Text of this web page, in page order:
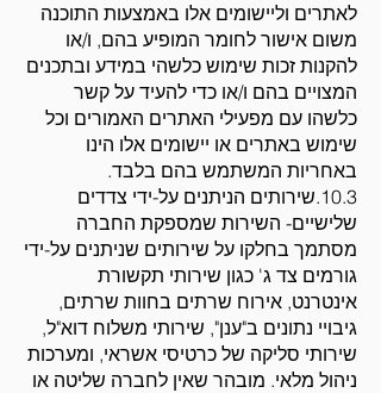
לאתרים וליישומים אלו באמצעות התוכנה
משום אישור לחומר המופיע בהם, ו/או
להקנות זכות שימוש כלשהי במידע ובתכנים
המצויים בהם ו/או כדי להעיד על קשר
כלשהו עם מפעילי האתרים האמורים וכל
שימוש באתרים או יישומים אלו הינו
באחריות המשתמש בהם בלבד.
10.3.שירותים הניתנים על-ידי צדדים
שלישיים- השירות שמספקת החברה
מסתמך בחלקו על שירותים שניתנים על-ידי
גורמים צד ג' כגון שירותי תקשורת
אינטרנט, אירוח שרתים בחוות שרתים,
גיבויי נתונים ב"ענן", שירותי משלוח דוא"ל,
שירותי סליקה של כרטיסי אשראי, ומערכות
ניהול מלאי. מובהר שאין לחברה שליטה או